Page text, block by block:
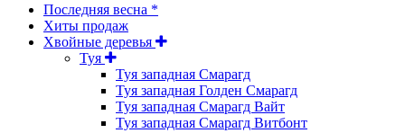
Последняя весна *
Хиты продаж
Хвойные деревья
Туя
Туя западная Смарагд
Туя западная Голден Смарагд
Туя западная Смарагд Вайт
Туя западная Смарагд Витбонт